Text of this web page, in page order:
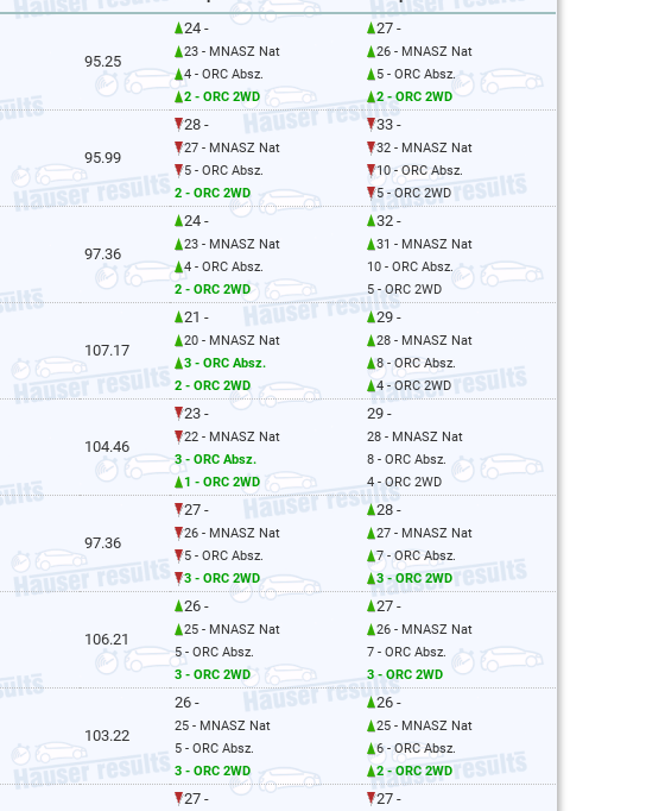
95.25
24 -
23 - MNASZ Nat
4 - ORC Absz.
2 - ORC 2WD
27 -
26 - MNASZ Nat
5 - ORC Absz.
2 - ORC 2WD
95.99
28 -
27 - MNASZ Nat
5 - ORC Absz.
2 - ORC 2WD
33 -
32 - MNASZ Nat
10 - ORC Absz.
5 - ORC 2WD
97.36
24 -
23 - MNASZ Nat
4 - ORC Absz.
2 - ORC 2WD
32 -
31 - MNASZ Nat
10 - ORC Absz.
5 - ORC 2WD
107.17
21 -
20 - MNASZ Nat
3 - ORC Absz.
2 - ORC 2WD
29 -
28 - MNASZ Nat
8 - ORC Absz.
4 - ORC 2WD
104.46
23 -
22 - MNASZ Nat
3 - ORC Absz.
1 - ORC 2WD
29 -
28 - MNASZ Nat
8 - ORC Absz.
4 - ORC 2WD
97.36
27 -
26 - MNASZ Nat
5 - ORC Absz.
3 - ORC 2WD
28 -
27 - MNASZ Nat
7 - ORC Absz.
3 - ORC 2WD
106.21
26 -
25 - MNASZ Nat
5 - ORC Absz.
3 - ORC 2WD
27 -
26 - MNASZ Nat
7 - ORC Absz.
3 - ORC 2WD
103.22
26 -
25 - MNASZ Nat
5 - ORC Absz.
3 - ORC 2WD
26 -
25 - MNASZ Nat
6 - ORC Absz.
2 - ORC 2WD
27 - 27 -